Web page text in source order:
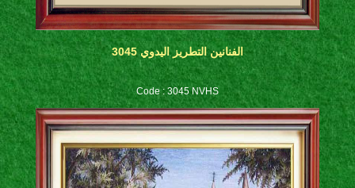
الفنانين التطريز اليدوي 3045
Code : 3045 NVHS